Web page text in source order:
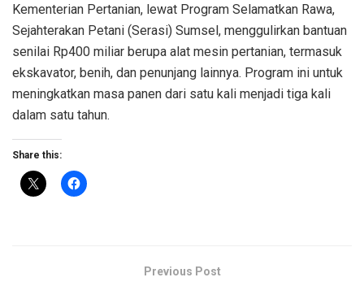
Kementerian Pertanian, lewat Program Selamatkan Rawa,
Sejahterakan Petani (Serasi) Sumsel, menggulirkan bantuan
senilai Rp400 miliar berupa alat mesin pertanian, termasuk
ekskavator, benih, dan penunjang lainnya. Program ini untuk
meningkatkan masa panen dari satu kali menjadi tiga kali
dalam satu tahun.
Share this:
Previous Post